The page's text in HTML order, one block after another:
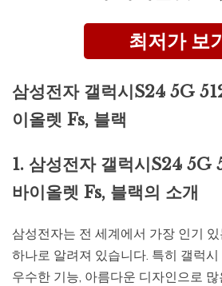
최저가 보
삼성전자 갤럭시S24 5G
이올렛 Fs, 블랙
1. 삼성전자 갤럭시S24 5G
바이올렛 Fs, 블랙의 소개
삼성전자는 전 세계에서 가장 인기
하나로 알려져 있습니다. 특히 갤럭
우수한 기능, 아름다운 디자인으로